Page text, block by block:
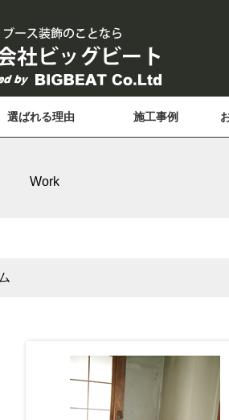
選ばれる理由 施工事例
Work